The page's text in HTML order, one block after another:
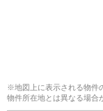
※地図上に表示される物件
物件所在地とは異なる場合